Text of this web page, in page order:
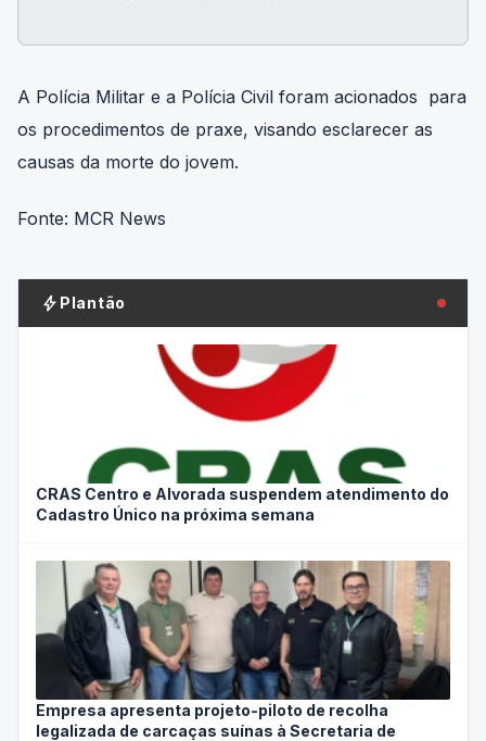
A Polícia Militar e a Polícia Civil foram acionados para
os procedimentos de praxe, visando esclarecer as
causas da morte do jovem.
Fonte: MCR News
bolt Plantão
CRAS Centro e Alvorada suspendem atendimento do
Cadastro Único na próxima semana
Empresa apresenta projeto-piloto de recolha
legalizada de carcaças suínas à Secretaria de